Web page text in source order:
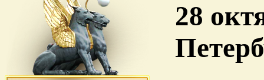
28